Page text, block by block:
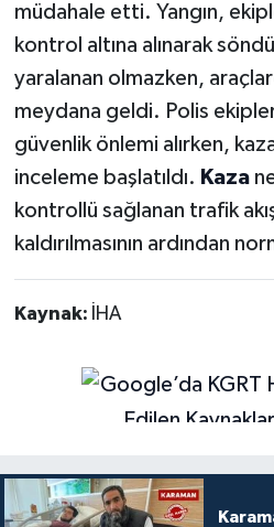
müdahale etti. Yangın,
kontrol altına alınarak
yaralanan olmazken,
meydana geldi. Polis
güvenlik önlemi alırken,
inceleme başlatıldı. Kaza
kontrollü sağlanan trafik
kaldırılmasının ardından
Kaynak: İHA